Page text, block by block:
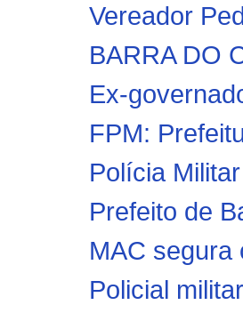
Vereador
BARRA DO
Ex-
FPM:
Polícia
Prefeito de
MAC segura
Policial